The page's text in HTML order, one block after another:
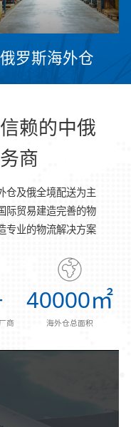
俄罗斯海外仓
赖的中俄
商
仓及俄全境配送为主
际贸易建造完善的物
专业的物流解决方案
商
40000㎡
海外仓总面积